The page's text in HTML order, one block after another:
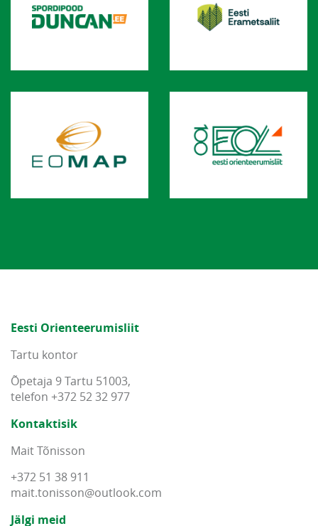
Eesti Orienteerumisliit
Tartu kontor
Õpetaja 9 Tartu 51003,
telefon +372 52 32 977
Kontaktisik
Mait Tõnisson
+372 51 38 911
mait.tonisson@outlook.com
Jälgi meid